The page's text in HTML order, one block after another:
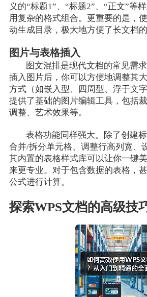
义的“标题1”、“标题2”、“正文”等
用复杂的格式组合。更重要的是，
动生成目录，极大地方便了长文档的
图片与表格插入
图文混排是现代文档的常见需求
插入图片后，你可以方便地调整其
方式（如嵌入型、四周型、浮于文
提供了基础的图片编辑工具，包括
调整、艺术效果等。
表格功能同样强大。除了创建
合并/拆分单元格、调整行高列宽、
其内置的表格样式库可以让你一键
来更专业。对于包含数据的表格，
公式进行计算。
探索WPS文档的高级技